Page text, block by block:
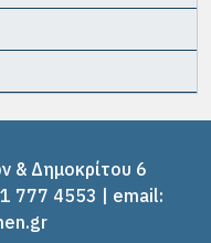
& Δημοκρίτου 6
777 4553 | email: